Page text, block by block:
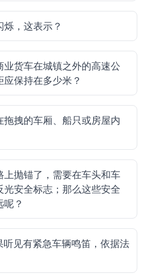
，这表示？
业货车在城镇之外的高速公
保持在多少米？
拽的车厢、船只或房屋内
上抛锚了，需要在车头和车
光安全标志；那么这些安全
？
见有紧急车辆鸣笛，依据法